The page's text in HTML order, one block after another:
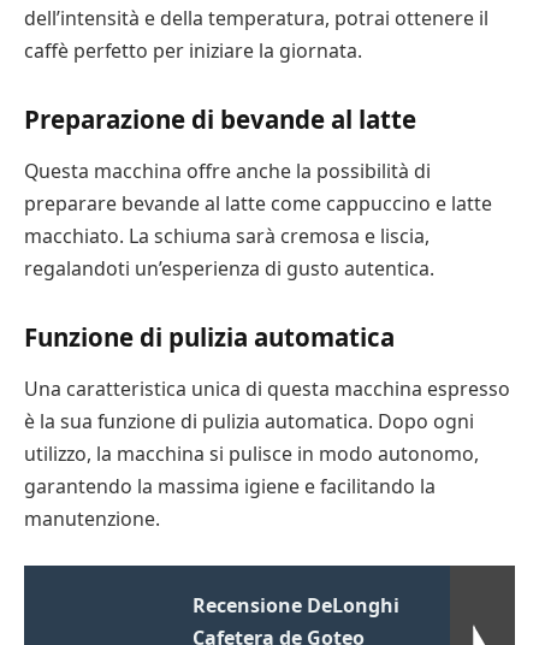
dell’intensità e della temperatura, potrai ottenere il
caffè perfetto per iniziare la giornata.
Preparazione di bevande al latte
Questa macchina offre anche la possibilità di
preparare bevande al latte come cappuccino e latte
macchiato. La schiuma sarà cremosa e liscia,
regalandoti un’esperienza di gusto autentica.
Funzione di pulizia automatica
Una caratteristica unica di questa macchina espresso
è la sua funzione di pulizia automatica. Dopo ogni
utilizzo, la macchina si pulisce in modo autonomo,
garantendo la massima igiene e facilitando la
manutenzione.
Recensione DeLonghi
Cafetera de Goteo